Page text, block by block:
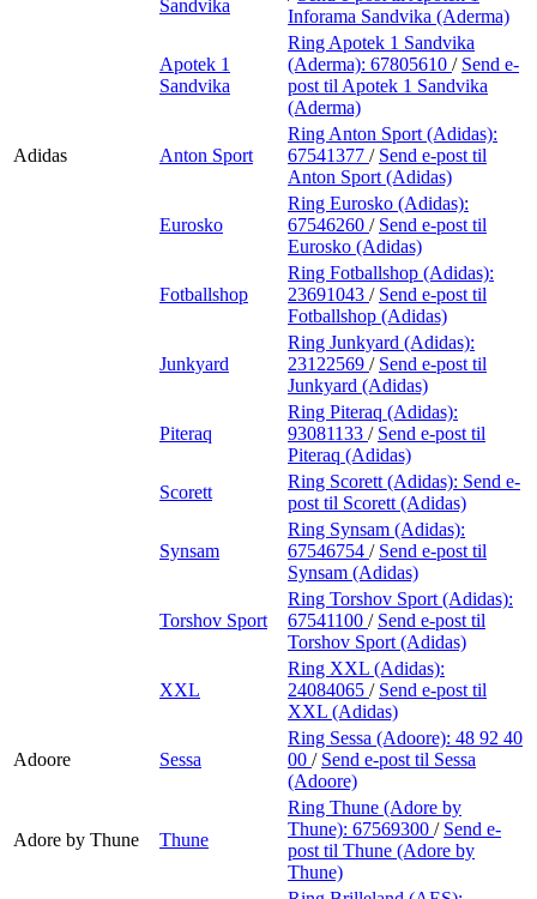
Sandvika
Inforama Sandvika (Aderma)
Apotek 1
Sandvika
Ring Apotek 1 Sandvika
(Aderma): 67805610 / Send e-
post til Apotek 1 Sandvika
(Aderma)
Adidas Anton Sport
Ring Anton Sport (Adidas):
67541377 / Send e-post til
Anton Sport (Adidas)
Eurosko
Ring Eurosko (Adidas):
67546260 / Send e-post til
Eurosko (Adidas)
Fotballshop
Ring Fotballshop (Adidas):
23691043 / Send e-post til
Fotballshop (Adidas)
Junkyard
Ring Junkyard (Adidas):
23122569 / Send e-post til
Junkyard (Adidas)
Piteraq
Ring Piteraq (Adidas):
93081133 / Send e-post til
Piteraq (Adidas)
Scorett
Ring Scorett (Adidas): Send e-
post til Scorett (Adidas)
Synsam
Ring Synsam (Adidas):
67546754 / Send e-post til
Synsam (Adidas)
Torshov Sport
Ring Torshov Sport (Adidas):
67541100 / Send e-post til
Torshov Sport (Adidas)
XXL
Ring XXL (Adidas):
24084065 / Send e-post til
XXL (Adidas)
Adoore Sessa
Ring Sessa (Adoore): 48 92 40
00 / Send e-post til Sessa
(Adoore)
Adore by Thune Thune
Ring Thune (Adore by
Thune): 67569300 / Send e-
post til Thune (Adore by
Thune)